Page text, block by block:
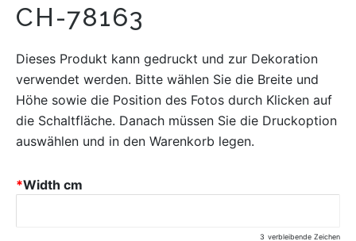
CH-78163
Dieses Produkt kann gedruckt und zur Dekoration
verwendet werden. Bitte wählen Sie die Breite und
Höhe sowie die Position des Fotos durch Klicken auf
die Schaltfläche. Danach müssen Sie die Druckoption
auswählen und in den Warenkorb legen.
*Width cm
3 verbleibende Zeichen